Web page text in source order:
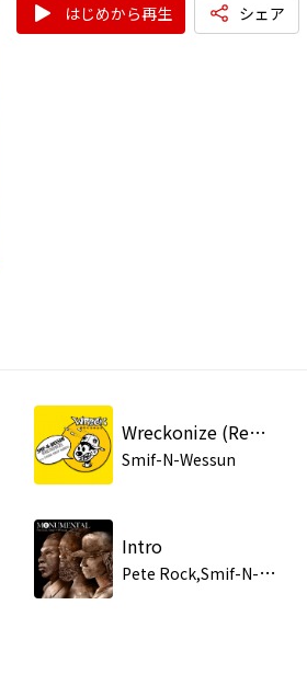
はじめから再生 シェア
Wreckonize (Remix Vocal)
Smif-N-Wessun
Intro
P
ete Rock,Smif-N-Wessun